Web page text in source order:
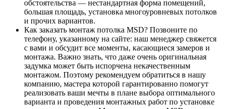
обстоятельства — нестандартная форма помещений,
большая площадь, установка многоуровневых потолков
и прочих вариантов.
Как заказать монтаж потолка MSD? Позвоните по
телефону, указанному на сайте: наш менеджер свяжется
с вами и обсудит все моменты, касающиеся замеров и
монтажа. Важно знать, что даже очень оригинальная
задумка может быть испорчена некачественным
монтажом. Поэтому рекомендуем обратиться в нашу
компанию, мастера которой гарантированно помогут
реализовать ваши мечты в плане выбора оптимального
варианта и проведения монтажных работ по установке